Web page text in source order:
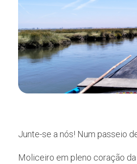
Junte-se a nós! Num passeio
Moliceiro em pleno coração da